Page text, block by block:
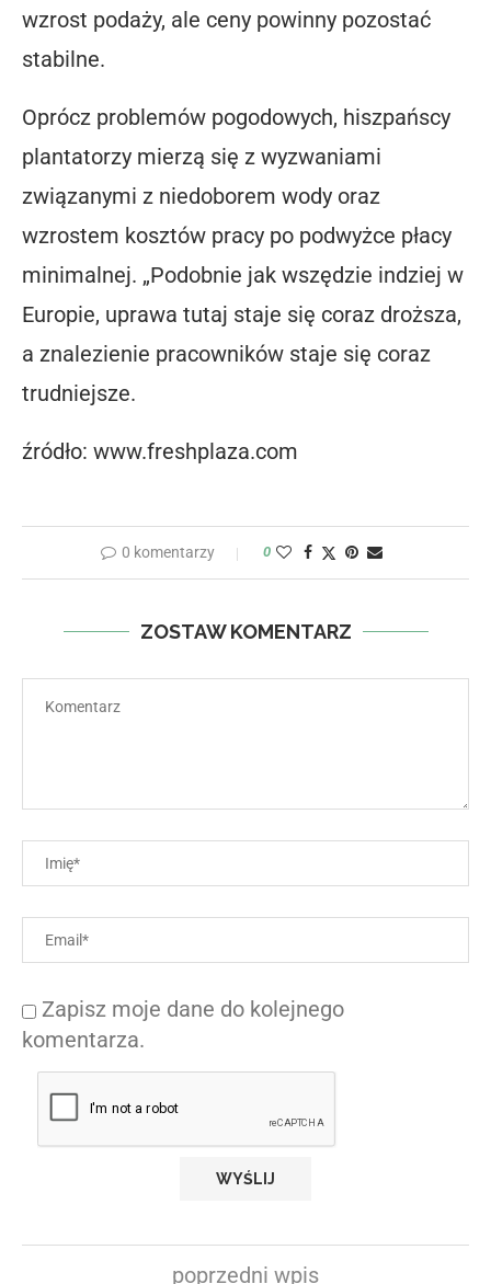
wzrost podaży, ale ceny powinny pozostać
stabilne.
Oprócz problemów pogodowych, hiszpańscy
plantatorzy mierzą się z wyzwaniami
związanymi z niedoborem wody oraz
wzrostem kosztów pracy po podwyżce płacy
minimalnej. „Podobnie jak wszędzie indziej w
Europie, uprawa tutaj staje się coraz droższa,
a znalezienie pracowników staje się coraz
trudniejsze.
źródło: www.freshplaza.com
0 komentarzy 0
ZOSTAW KOMENTARZ
Zapisz moje dane do kolejnego
komentarza.
poprzedni wpis